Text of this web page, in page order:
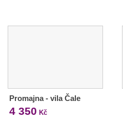
Promajna - vila Čale
4 350 Kč